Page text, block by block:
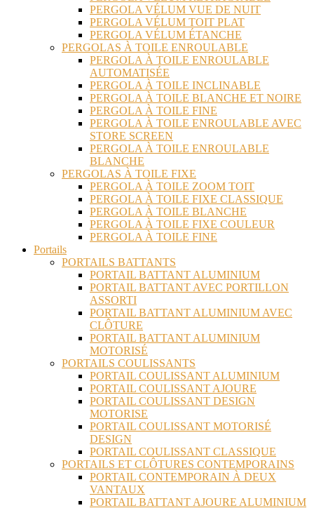
PERGOLA VÉLUM VUE DE NUIT
PERGOLA VÉLUM TOIT PLAT
PERGOLA VÉLUM ÉTANCHE
PERGOLAS À TOILE ENROULABLE
PERGOLA À TOILE ENROULABLE
AUTOMATISÉE
PERGOLA À TOILE INCLINABLE
PERGOLA À TOILE BLANCHE ET NOIRE
PERGOLA À TOILE FINE
PERGOLA À TOILE ENROULABLE AVEC
STORE SCREEN
PERGOLA À TOILE ENROULABLE
BLANCHE
PERGOLAS À TOILE FIXE
PERGOLA À TOILE ZOOM TOIT
PERGOLA À TOILE FIXE CLASSIQUE
PERGOLA À TOILE BLANCHE
PERGOLA À TOILE FIXE COULEUR
PERGOLA À TOILE FINE
Portails
PORTAILS BATTANTS
PORTAIL BATTANT ALUMINIUM
PORTAIL BATTANT AVEC PORTILLON
ASSORTI
PORTAIL BATTANT ALUMINIUM AVEC
CLÔTURE
PORTAIL BATTANT ALUMINIUM
MOTORISÉ
PORTAILS COULISSANTS
PORTAIL COULISSANT ALUMINIUM
PORTAIL COULISSANT AJOURE
PORTAIL COULISSANT DESIGN
MOTORISE
PORTAIL COULISSANT MOTORISÉ
DESIGN
PORTAIL COULISSANT CLASSIQUE
PORTAILS ET CLÔTURES CONTEMPORAINS
PORTAIL CONTEMPORAIN À DEUX
VANTAUX
PORTAIL BATTANT AJOURE ALUMINIUM